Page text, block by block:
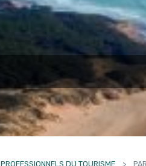
PROFESSIONNELS DU TOURISME >